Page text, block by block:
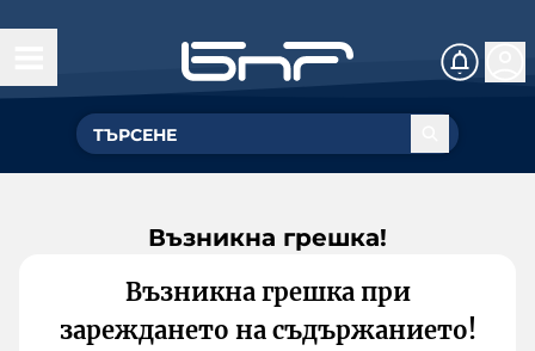
Възникна грешка!
Възникна грешка при
зареждането на съдържанието!